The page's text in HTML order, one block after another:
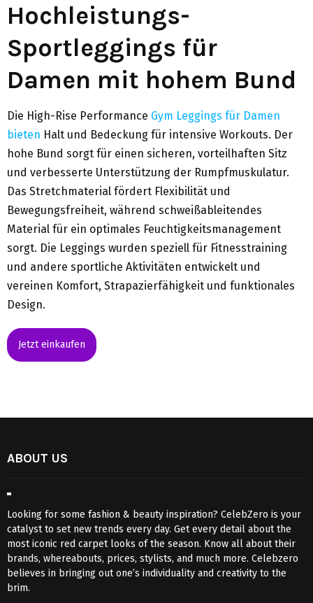
Hochleistungs-
Sportleggings für
Damen mit hohem Bund
Die High-Rise Performance Gym Leggings für Damen
bieten Halt und Bedeckung für intensive Workouts. Der
hohe Bund sorgt für einen sicheren, vorteilhaften Sitz
und verbesserte Unterstützung der Rumpfmuskulatur.
Das Stretchmaterial fördert Flexibilität und
Bewegungsfreiheit, während schweißableitendes
Material für ein optimales Feuchtigkeitsmanagement
sorgt. Die Leggings wurden speziell für Fitnesstraining
und andere sportliche Aktivitäten entwickelt und
vereinen Komfort, Strapazierfähigkeit und funktionales
Design.
Jetzt einkaufen
ABOUT US
Looking for some fashion & beauty inspiration? CelebZero is your
catalyst to set new trends every day. Get every detail about the
most iconic red carpet looks of the season. Know all about their
brands, whereabouts, prices, stylists, and much more. Celebzero
believes in bringing out one’s individuality and creativity to the
brim.